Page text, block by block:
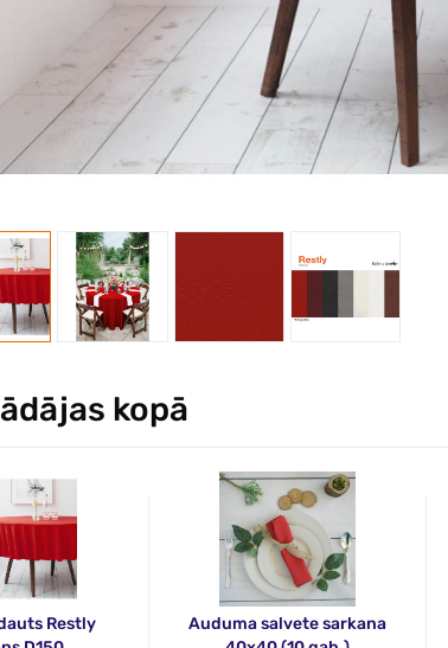
kopā
Restly
Auduma salvete sarkana